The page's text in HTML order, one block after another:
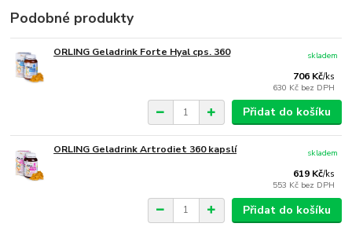
Podobné produkty
ORLING Geladrink Forte Hyal cps. 360
706 Kč/ks
630 Kč bez DPH
skladem
Přidat do košíku
ORLING Geladrink Artrodiet 360 kapslí
619 Kč/ks
553 Kč bez DPH
skladem
Přidat do košíku